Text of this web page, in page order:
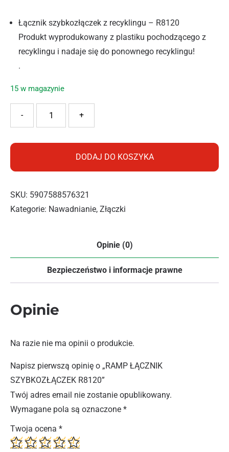
Łącznik szybkozłączek z recyklingu – R8120
Produkt wyprodukowany z plastiku pochodzącego z
recyklingu i nadaje się do ponownego recyklingu!
.
15 w magazynie
+
-
DODAJ DO KOSZYKA
SKU: 5907588576321
Kategorie: Nawadnianie, Złączki
Opinie (0)
Bezpieczeństwo i informacje prawne
Opinie
Na razie nie ma opinii o produkcie.
Napisz pierwszą opinię o „RAMP ŁĄCZNIK
SZYBKOZŁĄCZEK R8120”
Twój adres email nie zostanie opublikowany.
Wymagane pola są oznaczone *
Twoja ocena *